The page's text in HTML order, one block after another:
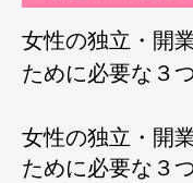
女性の独立・開
ために必要な３
女性の独立・開
ために必要な３